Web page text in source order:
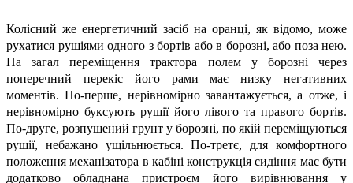
Колісний же енергетичний засіб на оранці, як відомо, може
рухатися рушіями одного з бортів або в борозні, або поза нею.
На загал переміщення трактора полем у борозні через
поперечний перекіс його рами має низку негативних
моментів. По-перше, нерівномірно завантажується, а отже, і
нерівномірно буксують рушії його лівого та правого бортів.
По-друге, розпушений грунт у борозні, по якій переміщуються
рушії, небажано ущільнюється. По-третє, для комфортного
положення механізатора в кабіні конструкція сидіння має бути
додатково обладнана пристроєм його вирівнювання у